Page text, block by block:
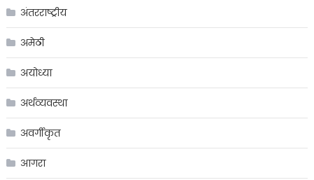
अंतरराष्ट्रीय
अमेठी
अयोध्या
अर्थव्यवस्था
अवर्गीकृत
आगरा